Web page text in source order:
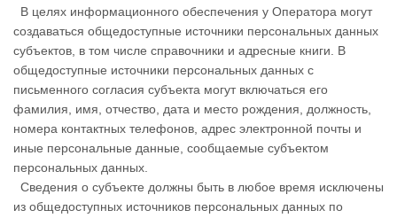
В целях информационного обеспечения у Оператора могут
создаваться общедоступные источники персональных данных
субъектов, в том числе справочники и адресные книги. В
общедоступные источники персональных данных с
письменного согласия субъекта могут включаться его
фамилия, имя, отчество, дата и место рождения, должность,
номера контактных телефонов, адрес электронной почты и
иные персональные данные, сообщаемые субъектом
персональных данных.
Сведения о субъекте должны быть в любое время исключены
из общедоступных источников персональных данных по